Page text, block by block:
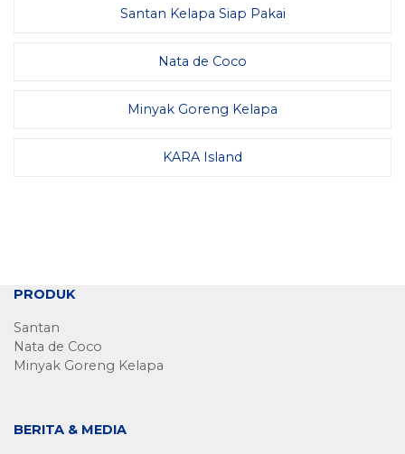
Santan Kelapa Siap Pakai
Nata de Coco
Minyak Goreng Kelapa
KARA Island
PRODUK
Santan
Nata de Coco
Minyak Goreng Kelapa
BERITA & MEDIA